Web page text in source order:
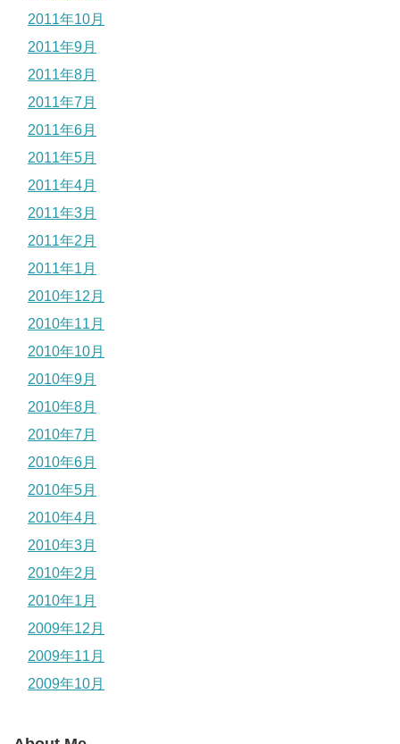
2011年10月
2011年9月
2011年8月
2011年7月
2011年6月
2011年5月
2011年4月
2011年3月
2011年2月
2011年1月
2010年12月
2010年11月
2010年10月
2010年9月
2010年8月
2010年7月
2010年6月
2010年5月
2010年4月
2010年3月
2010年2月
2010年1月
2009年12月
2009年11月
2009年10月